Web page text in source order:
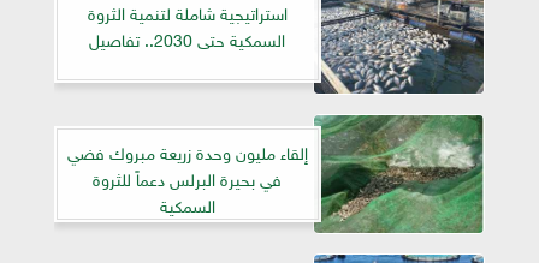
استراتيجية شاملة لتنمية الثروة
السمكية حتى 2030.. تفاصيل
إلقاء مليون وحدة زريعة مبروك فضي
في بحيرة البرلس دعماً للثروة
السمكية